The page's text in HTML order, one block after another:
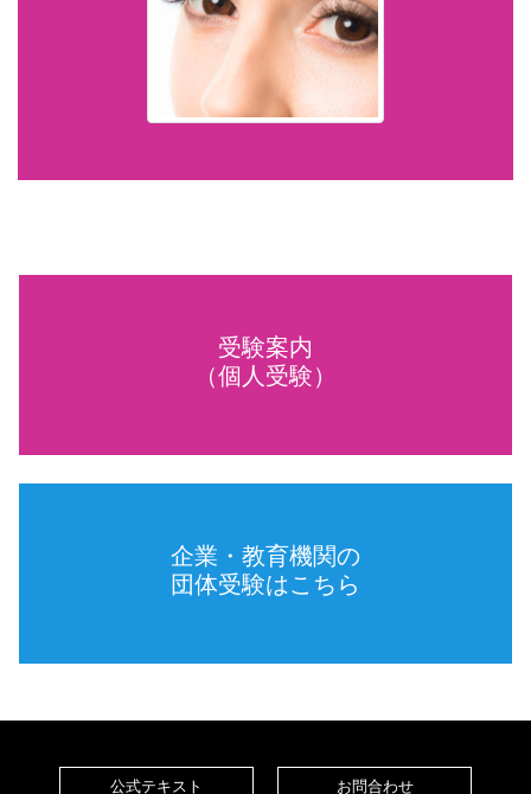
受験案内
（個人受験）
企業・教育機関の
団体受験はこちら
公式テキスト お問合わせ